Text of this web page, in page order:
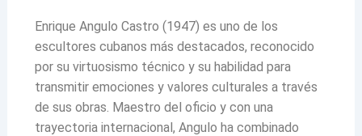
Enrique Angulo Castro (1947) es uno de los
escultores cubanos más destacados, reconocido
por su virtuosismo técnico y su habilidad para
transmitir emociones y valores culturales a través
de sus obras. Maestro del oficio y con una
trayectoria internacional, Angulo ha combinado